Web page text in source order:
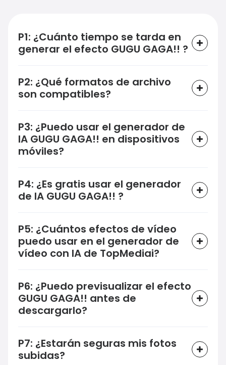
P1: ¿Cuánto tiempo se tarda en
generar el efecto GUGU GAGA!! ?
P2: ¿Qué formatos de archivo
son compatibles?
P3: ¿Puedo usar el generador de
IA GUGU GAGA!! en dispositivos
móviles?
P4: ¿Es gratis usar el generador
de IA GUGU GAGA!! ?
P5: ¿Cuántos efectos de vídeo
puedo usar en el generador de
vídeo con IA de TopMediai?
P6: ¿Puedo previsualizar el efecto
GUGU GAGA!! antes de
descargarlo?
P7: ¿Estarán seguras mis fotos
subidas?